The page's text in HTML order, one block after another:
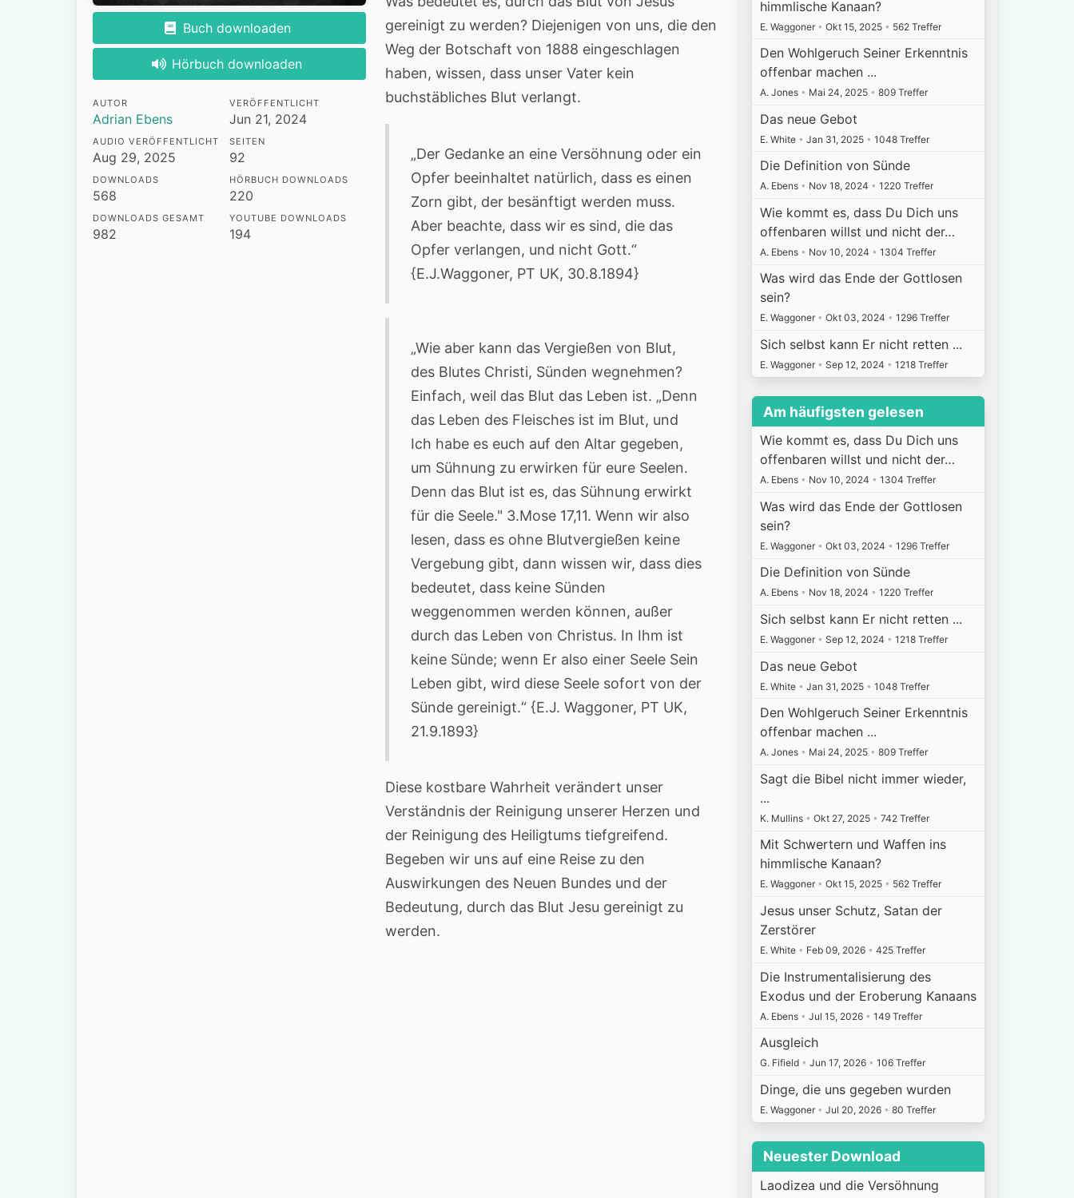
Buch downloaden
Hörbuch downloaden
AUTOR
Adrian Ebens
VERÖFFENTLICHT
Jun 21, 2024
AUDIO VERÖFFENTLICHT
Aug 29, 2025
SEITEN
92
DOWNLOADS
568
HÖRBUCH DOWNLOADS
220
DOWNLOADS GESAMT
982
YOUTUBE DOWNLOADS
194
gereinigt zu werden? Diejenigen von uns, die den
Weg der Botschaft von 1888 eingeschlagen
haben, wissen, dass unser Vater kein
buchstäbliches Blut verlangt.
„Der Gedanke an eine Versöhnung oder ein
Opfer beeinhaltet natürlich, dass es einen
Zorn gibt, der besänftigt werden muss.
Aber beachte, dass wir es sind, die das
Opfer verlangen, und nicht Gott.“
{E.J.Waggoner, PT UK, 30.8.1894}
„Wie aber kann das Vergießen von Blut,
des Blutes Christi, Sünden wegnehmen?
Einfach, weil das Blut das Leben ist. „Denn
das Leben des Fleisches ist im Blut, und
Ich habe es euch auf den Altar gegeben,
um Sühnung zu erwirken für eure Seelen.
Denn das Blut ist es, das Sühnung erwirkt
für die Seele." 3.Mose 17,11. Wenn wir also
lesen, dass es ohne Blutvergießen keine
Vergebung gibt, dann wissen wir, dass dies
bedeutet, dass keine Sünden
weggenommen werden können, außer
durch das Leben von Christus. In Ihm ist
keine Sünde; wenn Er also einer Seele Sein
Leben gibt, wird diese Seele sofort von der
Sünde gereinigt.“ {E.J. Waggoner, PT UK,
21.9.1893}
Diese kostbare Wahrheit verändert unser
Verständnis der Reinigung unserer Herzen und
der Reinigung des Heiligtums tiefgreifend.
Begeben wir uns auf eine Reise zu den
Auswirkungen des Neuen Bundes und der
Bedeutung, durch das Blut Jesu gereinigt zu
werden.
himmlische Kanaan?
E. Waggoner • Okt 15, 2025 • 562 Treffer
Den Wohlgeruch Seiner Erkenntnis
offenbar machen ...
A. Jones • Mai 24, 2025 • 809 Treffer
Das neue Gebot
E. White • Jan 31, 2025 • 1048 Treffer
Die Definition von Sünde
A. Ebens • Nov 18, 2024 • 1220 Treffer
Wie kommt es, dass Du Dich uns
offenbaren willst und nicht der…
A. Ebens • Nov 10, 2024 • 1304 Treffer
Was wird das Ende der Gottlosen
sein?
E. Waggoner • Okt 03, 2024 • 1296 Treffer
Sich selbst kann Er nicht retten ...
E. Waggoner • Sep 12, 2024 • 1218 Treffer
Am häufigsten gelesen
Wie kommt es, dass Du Dich uns
offenbaren willst und nicht der…
A. Ebens • Nov 10, 2024 • 1304 Treffer
Was wird das Ende der Gottlosen
sein?
E. Waggoner • Okt 03, 2024 • 1296 Treffer
Die Definition von Sünde
A. Ebens • Nov 18, 2024 • 1220 Treffer
Sich selbst kann Er nicht retten ...
E. Waggoner • Sep 12, 2024 • 1218 Treffer
Das neue Gebot
E. White • Jan 31, 2025 • 1048 Treffer
Den Wohlgeruch Seiner Erkenntnis
offenbar machen ...
A. Jones • Mai 24, 2025 • 809 Treffer
Sagt die Bibel nicht immer wieder,
...
K. Mullins • Okt 27, 2025 • 742 Treffer
Mit Schwertern und Waffen ins
himmlische Kanaan?
E. Waggoner • Okt 15, 2025 • 562 Treffer
Jesus unser Schutz, Satan der
Zerstörer
E. White • Feb 09, 2026 • 425 Treffer
Die Instrumentalisierung des
Exodus und der Eroberung Kanaans
A. Ebens • Jul 15, 2026 • 149 Treffer
Ausgleich
G. Fifield • Jun 17, 2026 • 106 Treffer
Dinge, die uns gegeben wurden
E. Waggoner • Jul 20, 2026 • 80 Treffer
Neuester Download
Laodizea und die Versöhnung